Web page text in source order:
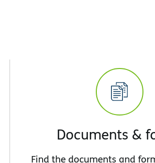
Documents &
Find the documents and